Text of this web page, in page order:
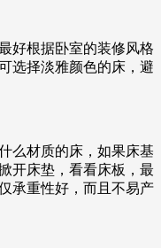
好根据卧室的装修风格
选择淡雅颜色的床，避
么材质的床，如果床基
开床垫，看看床板，最
承重性好，而且不易产